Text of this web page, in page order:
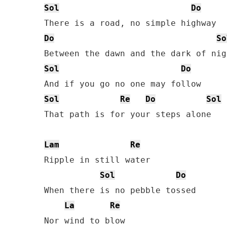
Sol
Do
Do
Sol
Do
Sol
Re Do
Sol
That path is for your steps alone
Lam
Re
Ripple in still water
Sol
Do
When there is no pebble tossed
La
Re
Nor wind to blow